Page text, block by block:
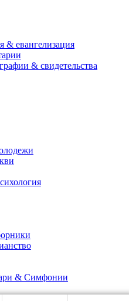
& евангелизация
& свидетельства
& Симфонии